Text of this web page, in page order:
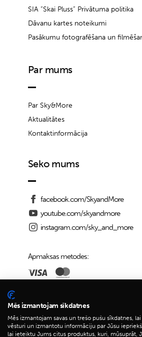
SIA “Skai Pluss” Privātuma politika
Dāvanu kartes noteikumi
Pasākumu fotografēšana un
Par mums
Par Sky&More
Aktualitātes
Kontaktinformācija
Seko mums
facebook.com/SkyandMore
youtube.com/skyandmore
instagram.com/sky_and_more
Apmaksas metodes:
Piegādes iespējas:
Mēs izmantojam sīkdatnes
Mēs izmantojam savas un trešo pušu sīkdatnes,
vēsturi un izmantotu informāciju par Jūsu
lai ieteiktu Jums citus produktus, kuri, mūsuprāt,